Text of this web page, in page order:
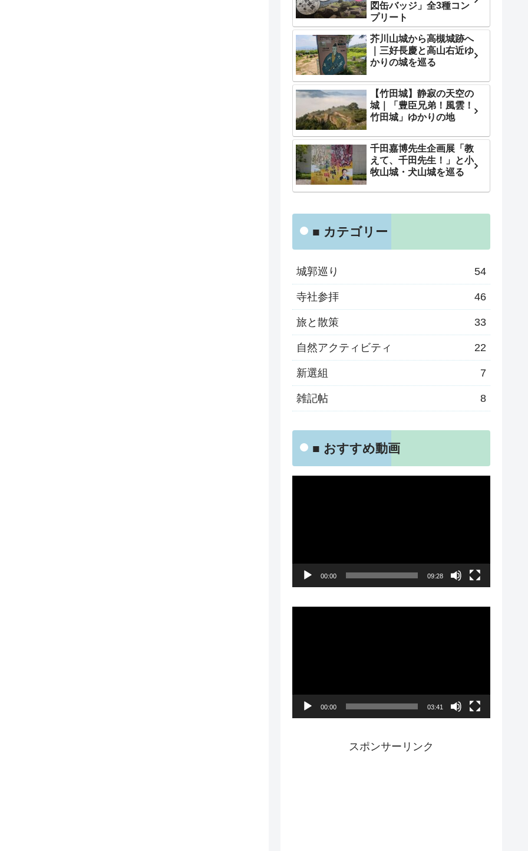
図缶バッジ」全3種コン
プリート
芥川山城から高槻城跡へ
｜三好長慶と高山右近ゆ
かりの城を巡る
【竹田城】静寂の天空の
城｜「豊臣兄弟！風雲！
竹田城」ゆかりの地
千田嘉博先生企画展「教
えて、千田先生！」と小
牧山城・犬山城を巡る
■ カテゴリー
城郭巡り 54
寺社参拝 46
旅と散策 33
自然アクティビティ 22
新選組 7
雑記帖 8
■ おすすめ動画
00:00 09:28
00:00 03:41
スポンサーリンク